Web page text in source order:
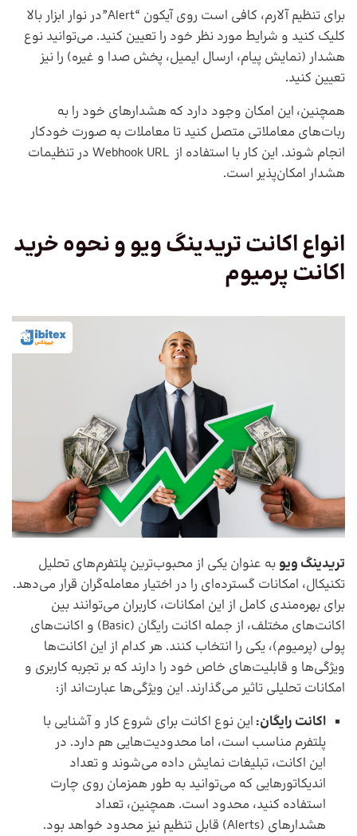
برای تنظیم آلارم، کافی است روی آیکون “Alert”در نوار ابزار بالا
کلیک کنید و شرایط مورد نظر خود را تعیین کنید. می‌توانید نوع
هشدار (نمایش پیام، ارسال ایمیل، پخش صدا و غیره) را نیز
تعیین کنید.
همچنین، این امکان وجود دارد که هشدارهای خود را به
ربات‌های معاملاتی متصل کنید تا معاملات به صورت خودکار
انجام شوند. این کار با استفاده از Webhook URL در تنظیمات
هشدار امکان‌پذیر است.
انواع اکانت تریدینگ ویو و نحوه خرید
اکانت پرمیوم
تریدینگ ویو به عنوان یکی از محبوب‌ترین پلتفرم‌های تحلیل
تکنیکال، امکانات گسترده‌ای را در اختیار معامله‌گران قرار می‌دهد.
برای بهره‌مندی کامل از این امکانات، کاربران می‌توانند بین
اکانت‌های مختلف، از جمله اکانت رایگان (Basic) و اکانت‌های
پولی (پرمیوم)، یکی را انتخاب کنند. هر کدام از این اکانت‌ها
ویژگی‌ها و قابلیت‌های خاص خود را دارند که بر تجربه کاربری و
امکانات تحلیلی تاثیر می‌گذارند. این ویژگی‌ها عبارت‌اند از:
اکانت رایگان: این نوع اکانت برای شروع کار و آشنایی با
پلتفرم مناسب است، اما محدودیت‌هایی هم دارد. در
این اکانت، تبلیغات نمایش داده می‌شوند و تعداد
اندیکاتورهایی که می‌توانید به طور همزمان روی چارت
استفاده کنید، محدود است. همچنین، تعداد
هشدارهای (Alerts) قابل تنظیم نیز محدود خواهد بود.